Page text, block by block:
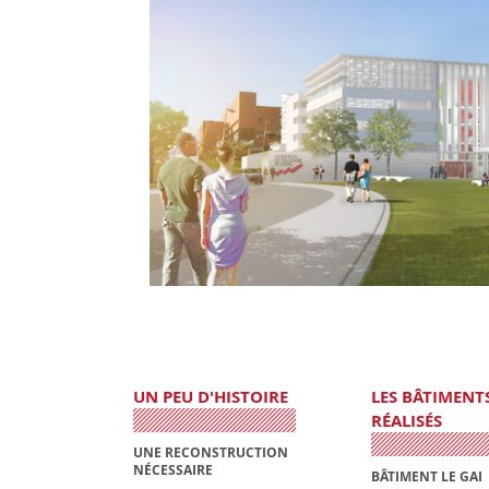
UN PEU D'HISTOIRE
UNE RECONSTRUCTION
NÉCESSAIRE
LES
RÉALISÉS
BÂTIMENT LE GAI